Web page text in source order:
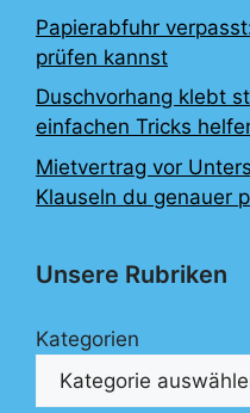
Papierabfuhr
prüfen kannst
Duschvorhang klebt
einfachen Tricks
Mietvertrag vor
Klauseln du genauer
Unsere Rubriken
Kategorien